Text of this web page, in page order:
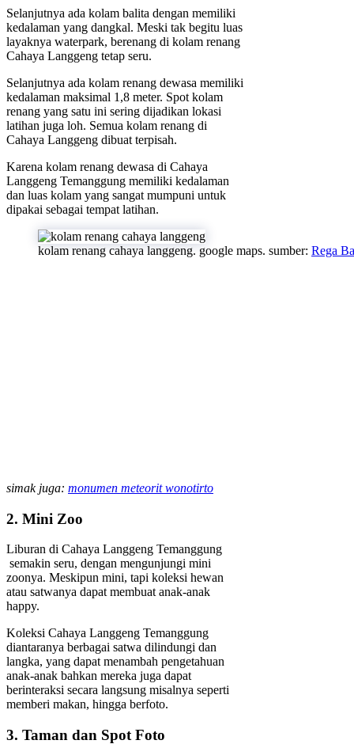
Selanjutnya ada kolam balita dengan memiliki
kedalaman yang dangkal. Meski tak begitu luas
layaknya waterpark, berenang di kolam renang
Cahaya Langgeng tetap seru.
Selanjutnya ada kolam renang dewasa memiliki
kedalaman maksimal 1,8 meter. Spot kolam
renang yang satu ini sering dijadikan lokasi
latihan juga loh. Semua kolam renang di
Cahaya Langgeng dibuat terpisah.
Karena kolam renang dewasa di Cahaya
Langgeng Temanggung memiliki kedalaman
dan luas kolam yang sangat mumpuni untuk
dipakai sebagai tempat latihan.
kolam renang cahaya langgeng. google maps. sumber: Rega
simak juga: monumen meteorit wonotirto
2. Mini Zoo
Liburan di Cahaya Langgeng Temanggung
semakin seru, dengan mengunjungi mini
zoonya. Meskipun mini, tapi koleksi hewan
atau satwanya dapat membuat anak-anak
happy.
Koleksi Cahaya Langgeng Temanggung
diantaranya berbagai satwa dilindungi dan
langka, yang dapat menambah pengetahuan
anak-anak bahkan mereka juga dapat
berinteraksi secara langsung misalnya seperti
memberi makan, hingga berfoto.
3. Taman dan Spot Foto